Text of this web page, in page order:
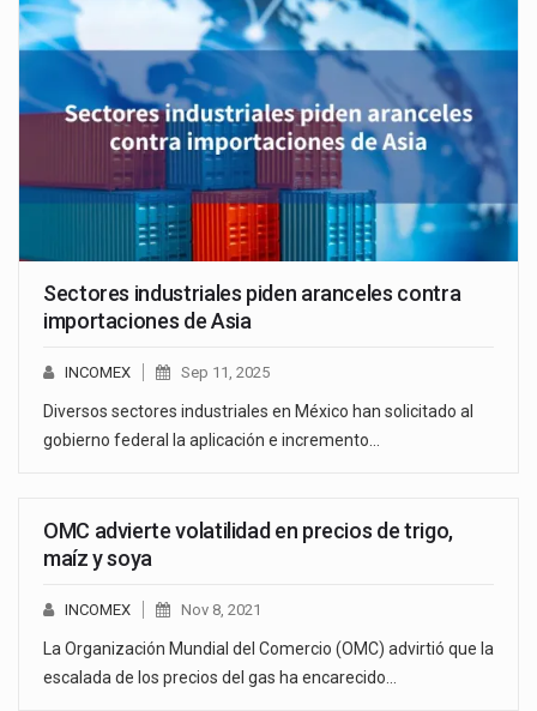
Sectores industriales piden aranceles contra
importaciones de Asia
INCOMEX Sep 11, 2025
Diversos sectores industriales en México han solicitado al
gobierno federal la aplicación e incremento…
OMC advierte volatilidad en precios de trigo,
maíz y soya
INCOMEX Nov 8, 2021
La Organización Mundial del Comercio (OMC) advirtió que la
escalada de los precios del gas ha encarecido…